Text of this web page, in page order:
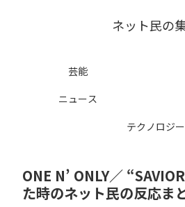
ネット民の
芸能
ニュース
テクノロジー
ONE N’ ONLY／
た時のネット民の反応ま